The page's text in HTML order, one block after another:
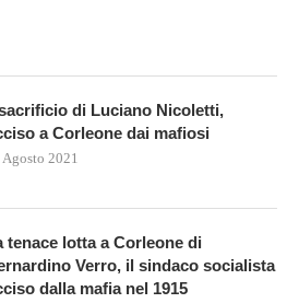
di Luciano Nicoletti,
a Corleone dai mafiosi
Agosto 2021
tenace lotta a Corleone di
Verro, il sindaco socialista
dalla mafia nel 1915